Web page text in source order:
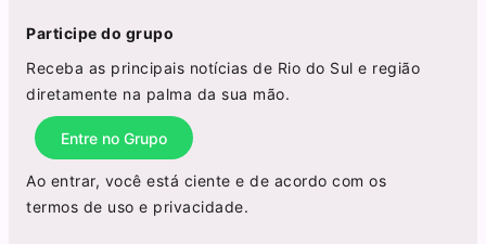
Participe do grupo
Receba as principais notícias de Rio do Sul e região
diretamente na palma da sua mão.
Entre no Grupo
Ao entrar, você está ciente e de acordo com os
termos de uso e privacidade.